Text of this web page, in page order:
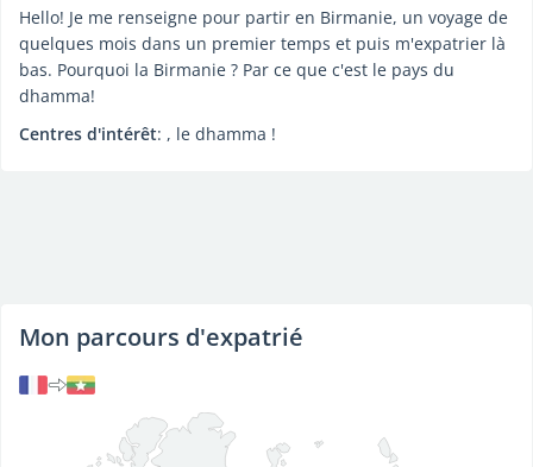
Hello! Je me renseigne pour partir en Birmanie, un voyage de
quelques mois dans un premier temps et puis m'expatrier là
bas. Pourquoi la Birmanie ? Par ce que c'est le pays du
dhamma!
Centres d'intérêt: , le dhamma !
Mon parcours d'expatrié